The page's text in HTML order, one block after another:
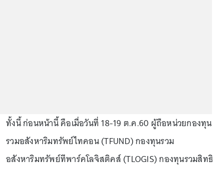
ทั้งนี้ ก่อนหน้านี้ คือเมื่อวันที่ 18-19 ต.ค.60 ผู้ถือหน่วยกองทุน
รวมอสังหาริมทรัพย์ไทคอน (TFUND) กองทุนรวม
อสังหาริมทรัพย์ทีพาร์คโลจิสติคส์ (TLOGIS) กองทุนรวมสิทธิ